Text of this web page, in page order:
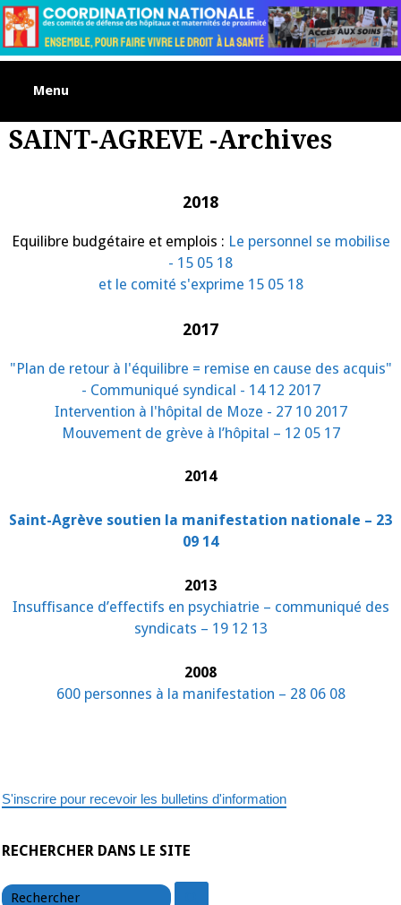
Skip
to
content
Menu
SAINT-AGREVE -Archives
2018
Equilibre budgétaire et emplois : Le personnel se mobilise
- 15 05 18
et le comité s'exprime 15 05 18
2017
"Plan de retour à l'équilibre = remise en cause des acquis"
- Communiqué syndical - 14 12 2017
Intervention à l'hôpital de Moze - 27 10 2017
Mouvement de grève à l’hôpital – 12 05 17
2014
Saint-Agrève soutien la manifestation nationale – 23
09 14
2013
Insuffisance d’effectifs en psychiatrie – communiqué des
syndicats – 19 12 13
2008
600 personnes à la manifestation – 28 06 08
S'inscrire pour recevoir les bulletins d'information
RECHERCHER DANS LE SITE